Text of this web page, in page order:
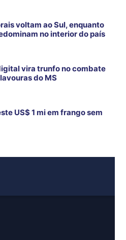
voltam ao Sul, enquanto
no interior do país
vira trunfo no combate
do MS
US$ 1 mi em frango sem